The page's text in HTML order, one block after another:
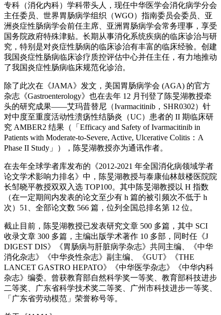
专科（消化内科）学科带头人，现任中华医学会消化病学分会
主任委员、世界胃肠病学组织（WGO）指南委员会委员、亚
洲炎症性肠病学会前任主席、亚洲胃肠病学会常务理事，享受
国务院政府特殊津贴。长期从事消化系统疾病的临床诊治与研
究，特别是对炎症性肠病的临床诊治有丰富的临床经验。创建
我国炎症性肠病临床诊疗质控评估中心并任主任，有力地推动
了我国炎症性肠病临床规范化诊治。
除了此次在《JAMA》发文，美国胃肠病学会 (AGA) 的官方
杂志《Gastroenterology》也在去年 12 月刊登了陈旻湖教授牵
头的研究成果——艾玛昔替尼（Ivarmacitinib，SHR0302）针
对中度至重度活动性溃疡性结肠炎（UC）患者的 II 期临床研
究 AMBER2 结果（「Efficacy and Safety of Ivarmacitinib in
Patients with Moderate-to-Severe, Active, Ulcerative Colitis：A
Phase II Study」），陈旻湖教授亦为通讯作者。
在去年全球学者库发布的《2012-2021 年全国消化病领域学者
论文学术影响力排名》中，陈旻湖教授与泰康仙林鼓楼医院院
长邹晓平教授双双入选 TOP100。其中陈旻湖教授以 H 指数
（在一定期间内发表的论文至少有 h 篇的被引频次不低于 h
次）51、全部论文数 566 篇，位列全国总排名第 12 位。
截止目前，陈旻湖教授已发表研究文章 500 多篇，其中 SCI
收录文章 300 多篇，主编出版学术著作 10 多部，同时任《J
DIGEST DIS》《胃肠病与肝脏病学杂志》共同主编、《中华
消化杂志》《中华炎性杂志》副主编、《GUT》《THE
LANCET GASTRO HEPATO》《中华医学杂志》《中华内科
杂志》编委。曾获教育部自然科学奖一等奖、教育部科技进步
二等奖、广东省科学技术奖二等奖、广州市科技进步一等奖、
「广东省劳动模范」荣誉称号等。